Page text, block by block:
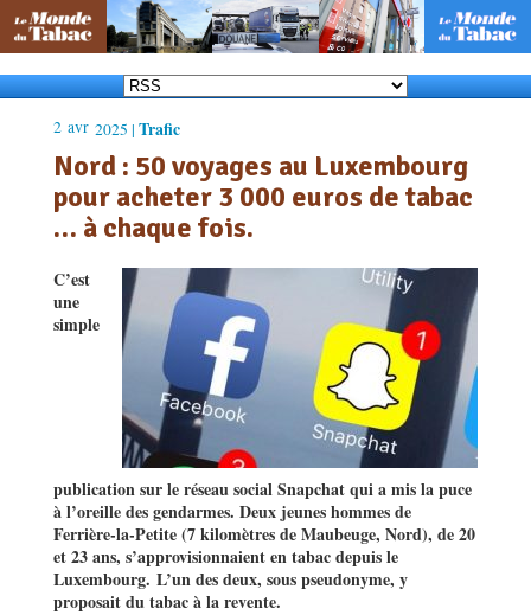
2 avr 2025 | Trafic
Nord : 50 voyages au Luxembourg
pour acheter 3 000 euros de tabac
… à chaque fois.
C’est
une
simple
publication sur le réseau social Snapchat qui a mis la puce
à l’oreille des gendarmes. Deux jeunes hommes de
Ferrière-la-Petite (7 kilomètres de Maubeuge, Nord), de 20
et 23 ans, s’approvisionnaient en tabac depuis le
Luxembourg. L’un des deux, sous pseudonyme, y
proposait du tabac à la revente.